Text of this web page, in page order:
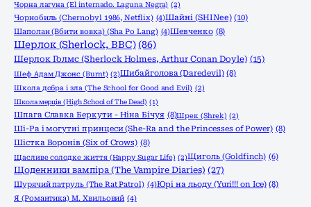
Чорна лагуна (El internado. Laguna Negra) (2)
Чорнобиль (Chernobyl 1986, Netflix) (4)Шайні (SHINee) (10)
Шаполан (Вбити вовка) (Sha Po Lang) (4)Шевченко (8)
Шерлок (Sherlock, ВВС) (86)
Шерлок Голмс (Sherlock Holmes, Arthur Conan Doyle) (15)
Шеф Адам Джонс (Burnt) (2)Шибайголова (Daredevil) (8)
Школа добра і зла (The School for Good and Evil) (2)
Школа мерців (High School of The Dead) (1)
Шпага Славка Беркути - Ніна Бічуя (8)Шрек (Shrek) (2)
Ші-Ра і могутні принцеси (She-Ra and the Princesses of Power) (8)
Шістка Воронів (Six of Crows) (8)
Щасливе солодке життя (Happy Sugar Life) (2)Щиголь (Goldfinch) (6)
Щоденники вампіра (The Vampire Diaries) (27)
Щурячий патруль (The Rat Patrol) (4)Юрі на льоду (Yuri!!! on Ice) (8)
Я (Романтика) М. Хвильовий (4)